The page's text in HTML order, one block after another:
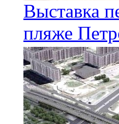
Выставка
пляже